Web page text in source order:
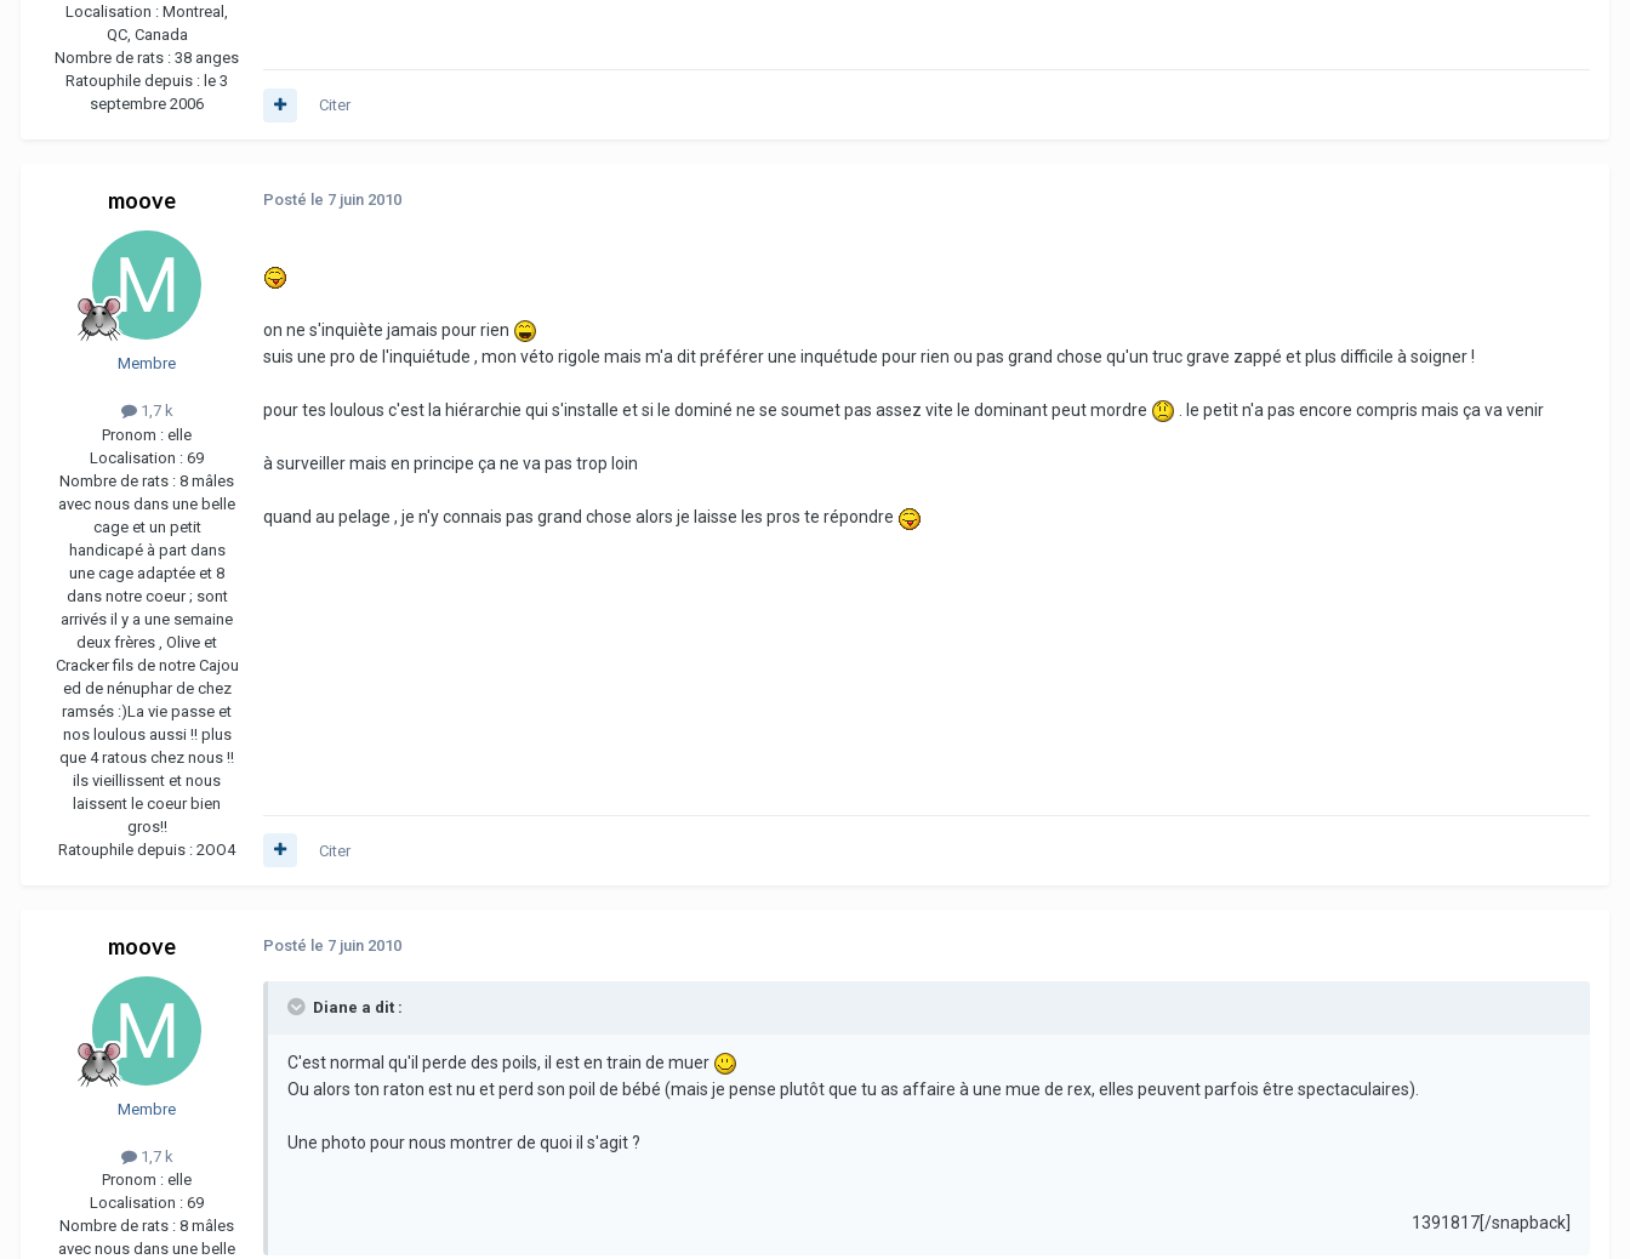
Localisation : Montreal,
QC, Canada
Nombre de rats : 38 anges
Ratouphile depuis : le 3
septembre 2006
Citer
moove
Membre
1,7 k
Pronom : elle
Localisation : 69
Nombre de rats : 8 mâles
avec nous dans une belle
cage et un petit
handicapé à part dans
une cage adaptée et 8
dans notre coeur ; sont
arrivés il y a une semaine
deux frères , Olive et
Cracker fils de notre Cajou
ed de nénuphar de chez
ramsés :)La vie passe et
nos loulous aussi !! plus
que 4 ratous chez nous !!
ils vieillissent et nous
laissent le coeur bien
gros!!
Ratouphile depuis : 2OO4
Posté le 7 juin 2010
on ne s'inquiète jamais pour rien
suis une pro de l'inquiétude , mon véto rigole mais m'a dit préférer une inquétude pour rien ou pas grand chose qu'un truc grave zappé et plus difficile à soigner !
pour tes loulous c'est la hiérarchie qui s'installe et si le dominé ne se soumet pas assez vite le dominant peut mordre . le petit n'a pas encore compris mais ça va venir
à surveiller mais en principe ça ne va pas trop loin
quand au pelage , je n'y connais pas grand chose alors je laisse les pros te répondre
Citer
moove
Membre
1,7 k
Pronom : elle
Localisation : 69
Nombre de rats : 8 mâles
avec nous dans une belle
Posté le 7 juin 2010
Diane a dit :
C'est normal qu'il perde des poils, il est en train de muer
Ou alors ton raton est nu et perd son poil de bébé (mais je pense plutôt que tu as affaire à une mue de rex, elles peuvent parfois être spectaculaires).
Une photo pour nous montrer de quoi il s'agit ?
1391817[/snapback]